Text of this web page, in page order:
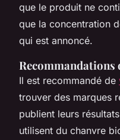
que le produit ne
que la concentration
qui est annoncé.
Recommandations
Il est recommandé de
trouver des marques
publient leurs
utilisent du chanvre